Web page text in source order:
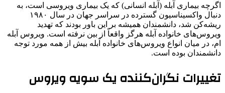
اگرچه بیماری آبله (آبله انسانی) که یک بیماری ویروسی است، به
دنبال واکسیناسیون گسترده در سراسر جهان در سال ۱۹۸۰
ریشه‌کن شد، دانشمندان همیشه بر این باور بودند که تهدید
ویروس‌های خانواده آبله هرگز واقعاً از بین نرفته است. ویروس آبله
ام، در میان انواع ویروس‌های خانواده آبله بیش از همه مورد توجه
دانشمندان بوده است.
تغییرات نگران‌کننده‌ یک سویه ویروس